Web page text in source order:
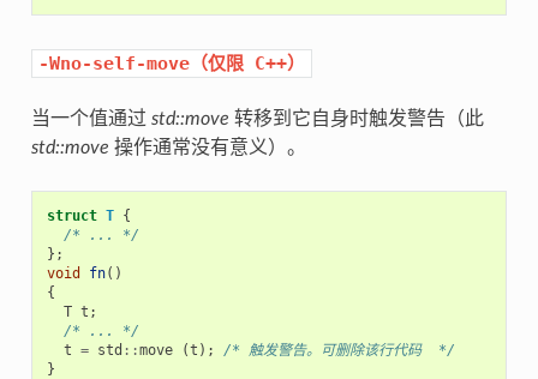
-Wno-self-move（仅限 C++）
当一个值通过 std::move 转移到它自身时触发警告（此
std::move 操作通常没有意义）。
struct T {
/* ... */
};
void
fn()
{
T t ;
/* ... */
t = std ::move (t );
/* 触发警告。可删除该行代码  */
}